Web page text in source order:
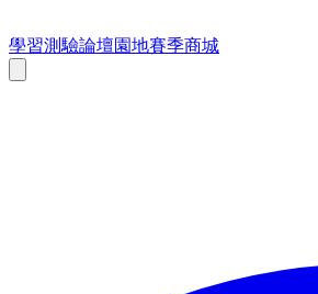
學習測驗論壇園地賽季商城